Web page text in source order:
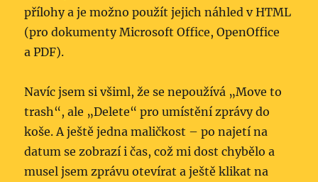
přílohy a je možno použít jejich náhled v HTML
(pro dokumenty Microsoft Office, OpenOffice
a PDF).
Navíc jsem si všiml, že se nepoužívá „Move to
trash“, ale „Delete“ pro umístění zprávy do
koše. A ještě jedna maličkost – po najetí na
datum se zobrazí i čas, což mi dost chybělo a
musel jsem zprávu otevírat a ještě klikat na